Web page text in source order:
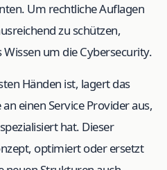
Um rechtliche Auflagen
zu schützen,
um die Cybersecurity.
Händen ist, lagert das
einen Service Provider aus,
hat. Dieser
optimiert oder ersetzt